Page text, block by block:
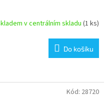
v centrálním skladu(1 ks)
Do košíku
Kód: 28720